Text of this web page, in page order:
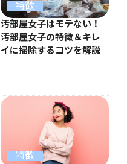
特徴
汚部屋女子はモテない！
汚部屋女子の特徴＆キレ
イに掃除するコツを解説
特徴